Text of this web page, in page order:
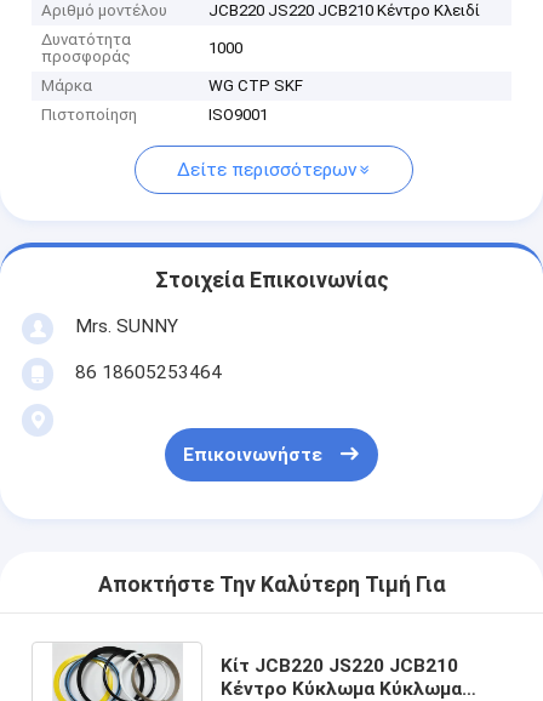
Αριθμό μοντέλου
JCB220 JS220 JCB210 Κέντρο Κλειδί
Δυνατότητα
προσφοράς
1000
Μάρκα
WG CTP SKF
Πιστοποίηση
ISO9001
Δείτε περισσότερων
Στοιχεία Επικοινωνίας
Mrs. SUNNY
86 18605253464
Επικοινωνήστε
Αποκτήστε Την Καλύτερη Τιμή Για
Κίτ JCB220 JS220 JCB210
Κέντρο Κύκλωμα Κύκλωμα